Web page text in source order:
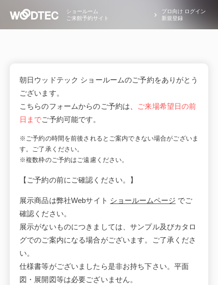
ショールーム
ご来館予約サイト
プロ向け ログイン
新規登録
朝日ウッドテック ショールームのご予約をありがとう
ございます。
こちらのフォームからのご予約は、
ご来場希望日の前
日までご予約可能です。
※ご予約の時間を前後されるとご案内できない場合がございま
す。ご了承ください。
※複数枠のご予約はご遠慮ください。
【ご予約の前にご確認ください。】
展示商品は弊社Webサイト ショールームページ でご
確認ください。
展示がないものにつきましては、サンプル及びカタロ
グでのご案内になる場合がございます。ご了承くださ
い。
仕様書等がございましたら是非お持ち下さい。平面
図・展開図等は必要ございません。